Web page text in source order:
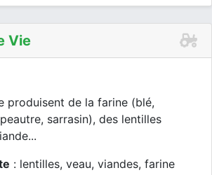
Vie
produisent de la farine (blé,
sarrasin), des lentilles
: lentilles, veau, viandes, farine